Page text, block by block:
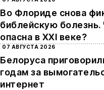
Во Флориде снова
библейскую болезнь.
опасна в XXI веке?
07 АВГУСТА 2026
Белоруса
годам за
интернет